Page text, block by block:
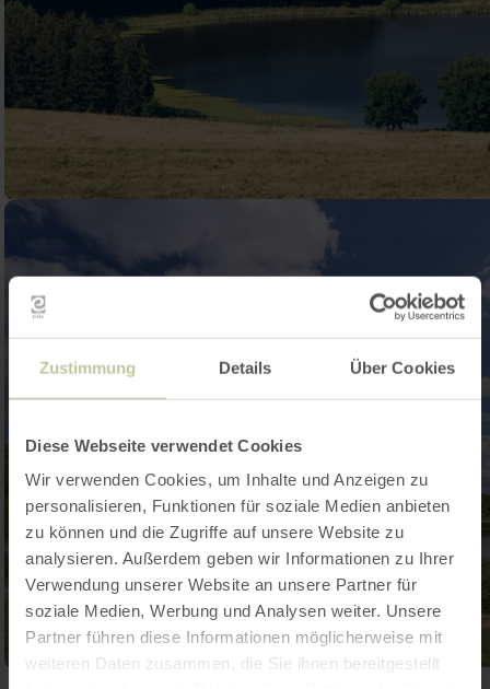
Zustimmung Details Über Cookies
Diese Webseite verwendet Cookies
Wir verwenden Cookies, um Inhalte und Anzeigen zu
personalisieren, Funktionen für soziale Medien anbieten
zu können und die Zugriffe auf unsere Website zu
analysieren. Außerdem geben wir Informationen zu Ihrer
Verwendung unserer Website an unsere Partner für
soziale Medien, Werbung und Analysen weiter. Unsere
Partner führen diese Informationen möglicherweise mit
weiteren Daten zusammen, die Sie ihnen bereitgestellt